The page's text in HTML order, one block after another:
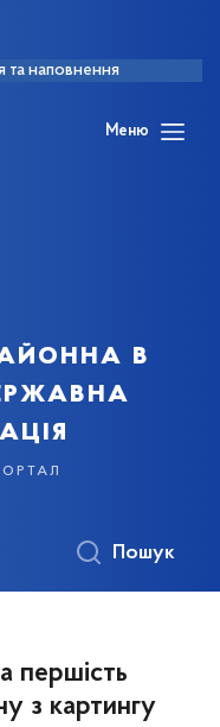
та наповнення
Меню
в
Пошук
першість
з картингу